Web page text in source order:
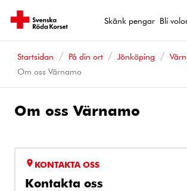
Skänk pengar Bli
Startsidan På din ort Jönköping
Om oss Värnamo
Om oss Värnamo
KONTAKTA OSS
Kontakta oss